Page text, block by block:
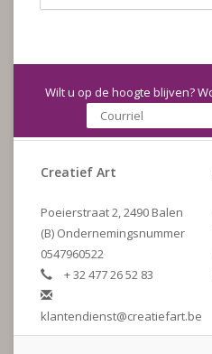
Wilt u op de hoogte blijven?
Creatief Art
Poeierstraat 2, 2490 Balen
(B) Ondernemingsnummer
0547960522
+ 32 477 26 52 83
klantendienst@creatiefart.be